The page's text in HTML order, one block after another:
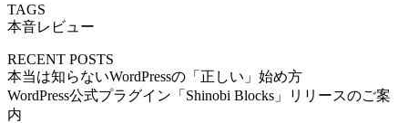
TAGS
本音レビュー
RECENT POSTS
本当は知らないWordPressの「正しい」始め方
WordPress公式プラグイン「Shinobi Blocks」リリースのご案
内